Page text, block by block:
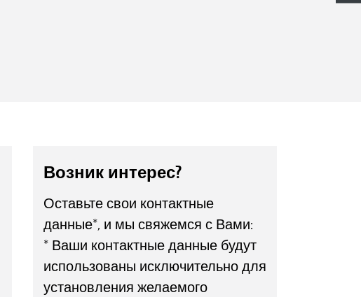
Возник интерес?
Оставьте свои контактные
данные*, и мы свяжемся с Вами:
* Ваши контактные данные будут
использованы исключительно для
установления желаемого